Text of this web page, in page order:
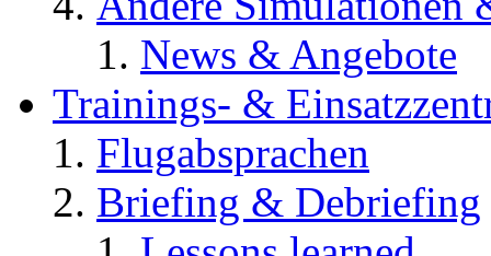
News & Angebote
Trainings- &
Flugabsprachen
Briefing & Debriefing